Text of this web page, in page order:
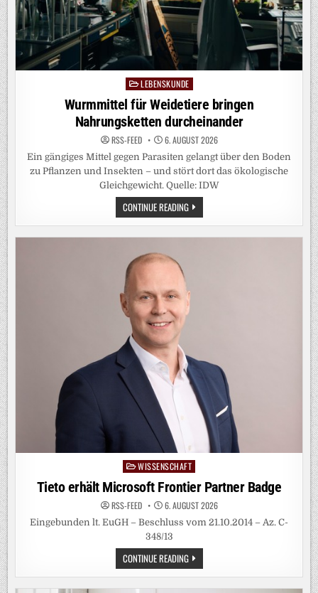
Posted
in
LEBENSKUNDE
Wurmmittel für Weidetiere bringen
Nahrungsketten durcheinander
RSS-FEED 6. AUGUST 2026
Ein gängiges Mittel gegen Parasiten gelangt über den Boden
zu Pflanzen und Insekten – und stört dort das ökologische
Gleichgewicht. Quelle: IDW
CONTINUE READINGWURMMITTEL
FÜR
WEIDETIERE
PostedWISSENSCHAFT
Tieto erhält Microsoft Frontier Partner Badge
RSS-FEED 6. AUGUST 2026
Eingebunden lt. EuGH – Beschluss vom 21.10.2014 – Az. C-
348/13
CONTINUE READINGTIETO
ERHÄLT
MICROSOFT